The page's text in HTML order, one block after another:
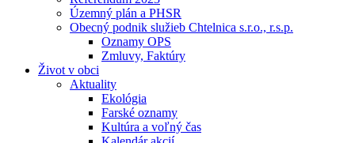
Územný plán a PHSR
Obecný podnik služieb Chtelnica s.r.o., r.s.p.
Oznamy OPS
Zmluvy, Faktúry
Život v obci
Aktuality
Ekológia
Farské oznamy
Kultúra a voľný čas